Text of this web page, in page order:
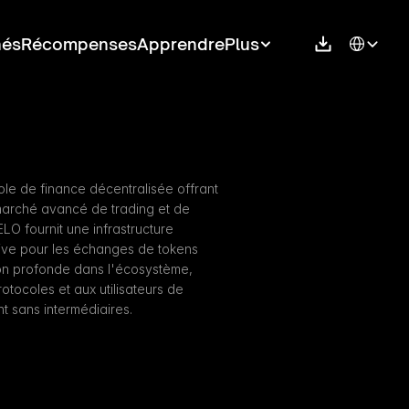
RécompensesApprendrePlus Select
de finance décentralisée offrant
avancé de trading et de
fournit une infrastructure
pour les échanges de tokens
profonde dans l'écosystème,
et aux utilisateurs de
sans intermédiaires.